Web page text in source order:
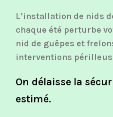
L’installation de nids
chaque été perturbe
nid de guêpes et
interventions
On délaisse la
estimé.